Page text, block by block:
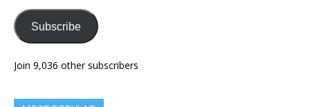
Subscribe
Join 9,036 other subscribers